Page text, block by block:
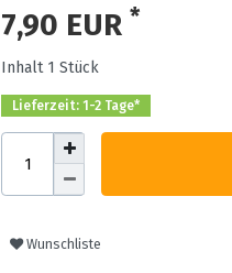
7,90 EUR *
Inhalt 1 Stück
Lieferzeit: 1-2 Tage*
Wunschliste